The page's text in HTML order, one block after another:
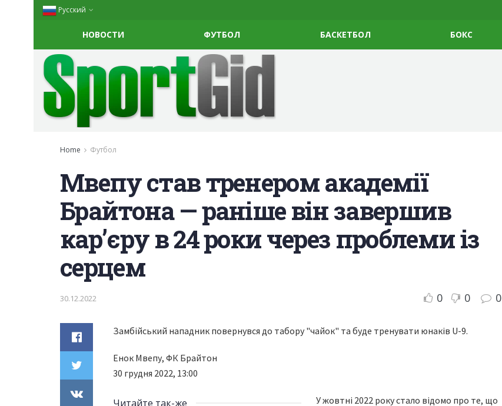
Русский
НОВОСТИ ФУТБОЛ БАСКЕТБОЛ БОКС
Home Футбол
Мвепу став тренером академії
Брайтона — раніше він завершив
кар’єру в 24 роки через проблеми із
серцем
30.12.2022 0 0 0
Замбійський нападник повернувся до табору "чайок" та буде тренувати юнаків U-9.
Енок Мвепу, ФК Брайтон
30 грудня 2022, 13:00
Читайте так-же
У жовтні 2022 року стало відомо про те, що